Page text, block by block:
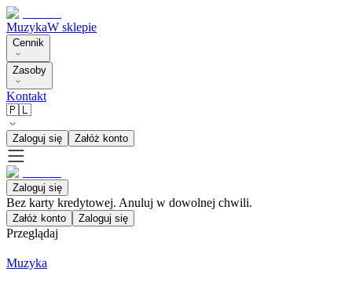
MuzykaW sklepie
Cennik
Zasoby
Kontakt
🇵🇱
Zaloguj się Załóż konto
Zaloguj się
Bez karty kredytowej. Anuluj w dowolnej chwili.
Załóż konto Zaloguj się
Przeglądaj
Muzyka